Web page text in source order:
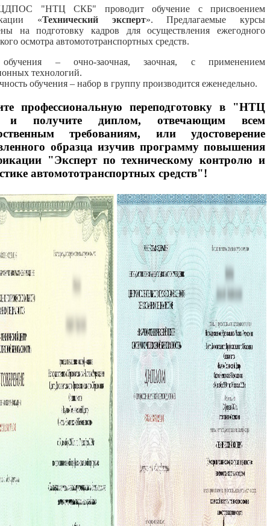
"НТЦ СКБ" проводитобучение с присвоением
«Технический эксперт». Предлагаемые курсы
на подготовку кадров для осуществления ежегодного
осмотра автомототранспортных средств.
– очно-заочная, заочная, с применением
технологий.
обучения – набор в группу производится еженедельно.
профессиональную переподготовку в "НТЦ
получите диплом, отвечающим всем
требованиям, или удостоверение
образца изучив программу повышения
"Эксперт по техническому контролю и
автомототранспортных средств"!